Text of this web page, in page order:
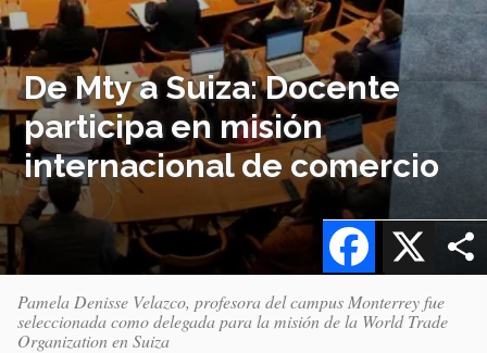
De Mty a Suiza: Docente
participa en misión
internacional de comercio
X
Facebook
Pamela Denisse Velazco, profesora del campus Monterrey fue
seleccionada como delegada para la misión de la World Trade
Organization en Suiza